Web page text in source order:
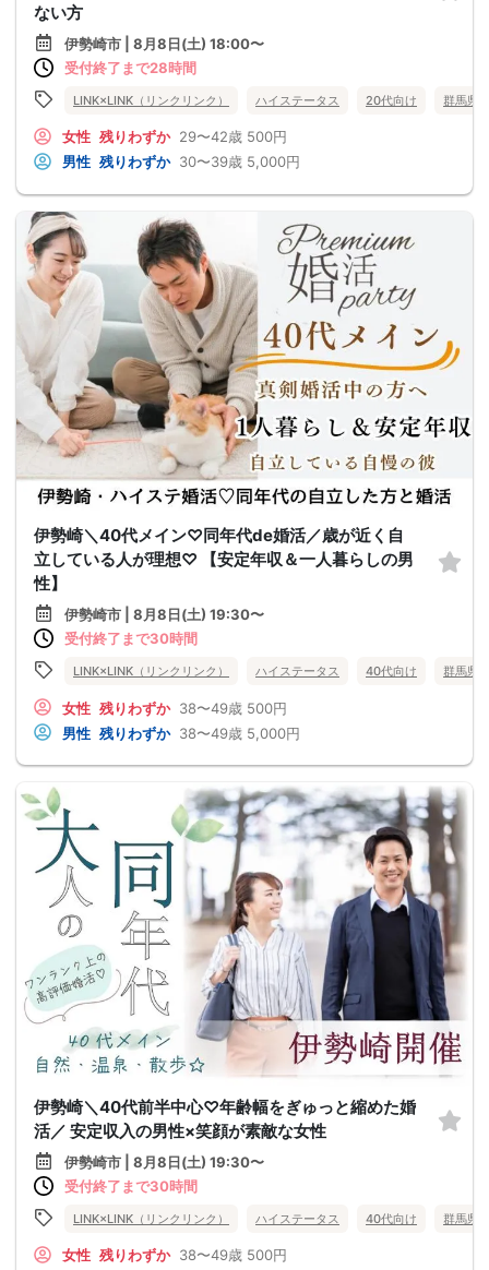
ない方
伊勢崎市 | 8月8日(土) 18:00〜
受付終了まで28時間
LINK×LINK（リンクリンク） ハイステータス 20代向け 群馬県
女性 残りわずか 29〜42歳 500円
男性 残りわずか 30〜39歳 5,000円
伊勢崎＼40代メイン♡同年代de婚活／歳が近く自
立している人が理想♡ 【安定年収＆一人暮らしの男
性】
伊勢崎市 | 8月8日(土) 19:30〜
受付終了まで30時間
LINK×LINK（リンクリンク） ハイステータス 40代向け 群馬県
女性 残りわずか 38〜49歳 500円
男性 残りわずか 38〜49歳 5,000円
伊勢崎＼40代前半中心♡年齢幅をぎゅっと縮めた婚
活／ 安定収入の男性×笑顔が素敵な女性
伊勢崎市 | 8月8日(土) 19:30〜
受付終了まで30時間
LINK×LINK（リンクリンク） ハイステータス 40代向け 群馬県
女性 残りわずか 38〜49歳 500円